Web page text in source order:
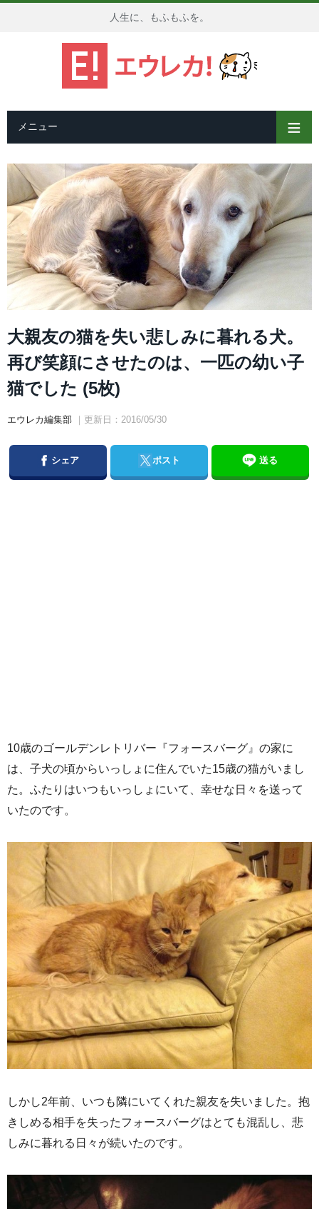
人生に、もふもふを。
メニュー
大親友の猫を失い悲しみに暮れる犬。
再び笑顔にさせたのは、一匹の幼い子
猫でした (5枚)
エウレカ編集部 ｜更新日：2016/05/30
Facebook
シェア Twitterポスト 送る
10歳のゴールデンレトリバー『フォースバーグ』の家に
は、子犬の頃からいっしょに住んでいた15歳の猫がいまし
た。ふたりはいつもいっしょにいて、幸せな日々を送って
いたのです。
しかし2年前、いつも隣にいてくれた親友を失いました。抱
きしめる相手を失ったフォースバーグはとても混乱し、悲
しみに暮れる日々が続いたのです。